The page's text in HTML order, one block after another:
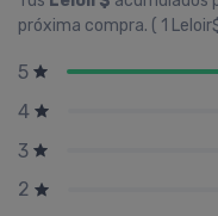
próxima compra. ( 1
5
4
3
2